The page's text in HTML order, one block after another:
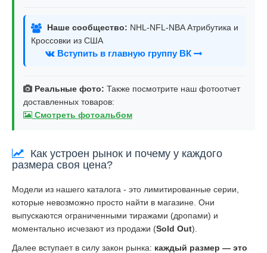
Наше сообщество: NHL-NFL-NBA Атрибутика и
Кроссовки из США
Вступить в главную группу ВК
Реальные фото: Также посмотрите наш фотоотчет
доставленных товаров:
Смотреть фотоальбом
Как устроен рынок и почему у каждого
размера своя цена?
Модели из нашего каталога - это лимитированные серии,
которые невозможно просто найти в магазине. Они
выпускаются ограниченными тиражами (дропами) и
моментально исчезают из продажи (Sold Out).
Далее вступает в силу закон рынка: каждый размер — это